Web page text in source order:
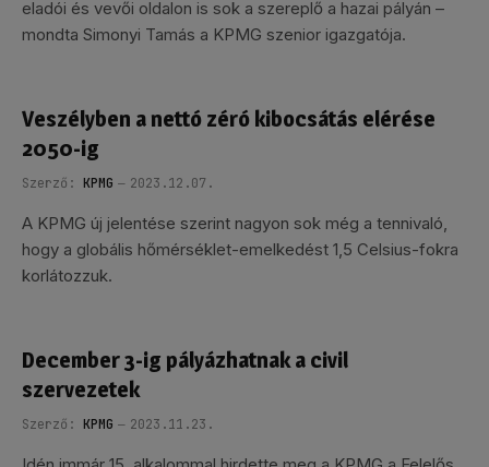
eladói és vevői oldalon is sok a szereplő a hazai pályán –
mondta Simonyi Tamás a KPMG szenior igazgatója.
Veszélyben a nettó zéró kibocsátás elérése
2050-ig
Szerző: KPMG 2023.12.07.
A KPMG új jelentése szerint nagyon sok még a tennivaló,
hogy a globális hőmérséklet-emelkedést 1,5 Celsius-fokra
korlátozzuk.
December 3-ig pályázhatnak a civil
szervezetek
Szerző: KPMG 2023.11.23.